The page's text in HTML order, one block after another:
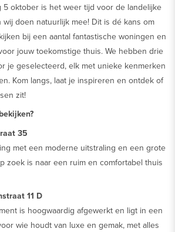
5 oktober is het weer tijd voor de landelijke
wij doen natuurlijk mee! Dit is dé kans om
bij een aantal fantastische woningen en
jouw toekomstige thuis. We hebben drie
je geselecteerd, elk met unieke kenmerken
Kom langs, laat je inspireren en ontdek of
zit!
35
met een moderne uitstraling en een grote
zoek is naar een ruim en comfortabel thuis
11 D
is hoogwaardig afgewerkt en ligt in een
wie houdt van luxe en gemak, met alles